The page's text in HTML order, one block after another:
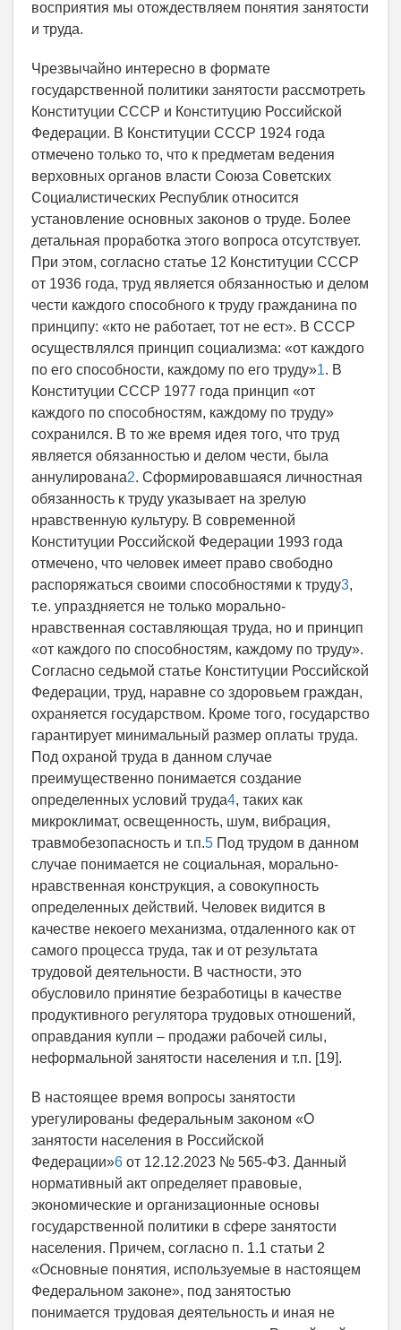
восприятия мы отождествляем понятия занятости
и труда.
Чрезвычайно интересно в формате
государственной политики занятости рассмотреть
Конституции СССР и Конституцию Российской
Федерации. В Конституции СССР 1924 года
отмечено только то, что к предметам ведения
верховных органов власти Союза Советских
Социалистических Республик относится
установление основных законов о труде. Более
детальная проработка этого вопроса отсутствует.
При этом, согласно статье 12 Конституции СССР
от 1936 года, труд является обязанностью и делом
чести каждого способного к труду гражданина по
принципу: «кто не работает, тот не ест». В СССР
осуществлялся принцип социализма: «от каждого
по его способности, каждому по его труду»1. В
Конституции СССР 1977 года принцип «от
каждого по способностям, каждому по труду»
сохранился. В то же время идея того, что труд
является обязанностью и делом чести, была
аннулирована2. Сформировавшаяся личностная
обязанность к труду указывает на зрелую
нравственную культуру. В современной
Конституции Российской Федерации 1993 года
отмечено, что человек имеет право свободно
распоряжаться своими способностями к труду3,
т.е. упраздняется не только морально-
нравственная составляющая труда, но и принцип
«от каждого по способностям, каждому по труду».
Согласно седьмой статье Конституции Российской
Федерации, труд, наравне со здоровьем граждан,
охраняется государством. Кроме того, государство
гарантирует минимальный размер оплаты труда.
Под охраной труда в данном случае
преимущественно понимается создание
определенных условий труда4, таких как
микроклимат, освещенность, шум, вибрация,
травмобезопасность и т.п.5 Под трудом в данном
случае понимается не социальная, морально-
нравственная конструкция, а совокупность
определенных действий. Человек видится в
качестве некоего механизма, отдаленного как от
самого процесса труда, так и от результата
трудовой деятельности. В частности, это
обусловило принятие безработицы в качестве
продуктивного регулятора трудовых отношений,
оправдания купли – продажи рабочей силы,
неформальной занятости населения и т.п. [19].
В настоящее время вопросы занятости
урегулированы федеральным законом «О
занятости населения в Российской
Федерации»6 от 12.12.2023 № 565-ФЗ. Данный
нормативный акт определяет правовые,
экономические и организационные основы
государственной политики в сфере занятости
населения. Причем, согласно п. 1.1 статьи 2
«Основные понятия, используемые в настоящем
Федеральном законе», под занятостью
понимается трудовая деятельность и иная не